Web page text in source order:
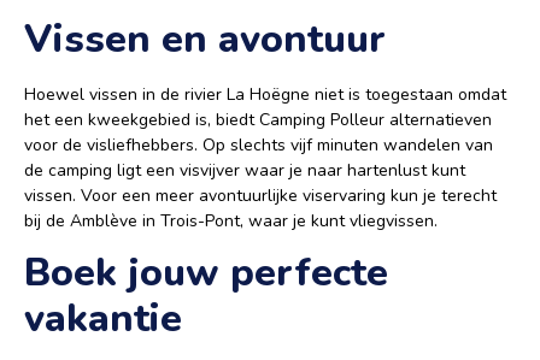
Vissen en avontuur
Hoewel vissen in de rivier La Hoëgne niet is toegestaan omdat
het een kweekgebied is, biedt Camping Polleur alternatieven
voor de visliefhebbers. Op slechts vijf minuten wandelen van
de camping ligt een visvijver waar je naar hartenlust kunt
vissen. Voor een meer avontuurlijke viservaring kun je terecht
bij de Amblève in Trois-Pont, waar je kunt vliegvissen.
Boek jouw perfecte
vakantie